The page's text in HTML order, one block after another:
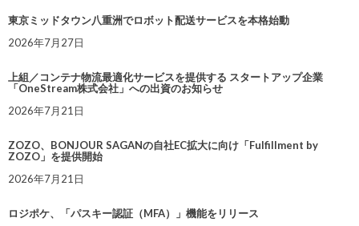
東京ミッドタウン八重洲でロボット配送サービスを本格始動
2026年7月27日
上組／コンテナ物流最適化サービスを提供する スタートアップ企業
「OneStream株式会社」への出資のお知らせ
2026年7月21日
ZOZO、BONJOUR SAGANの自社EC拡大に向け「Fulfillment by
ZOZO」を提供開始
2026年7月21日
ロジポケ、「パスキー認証（MFA）」機能をリリース